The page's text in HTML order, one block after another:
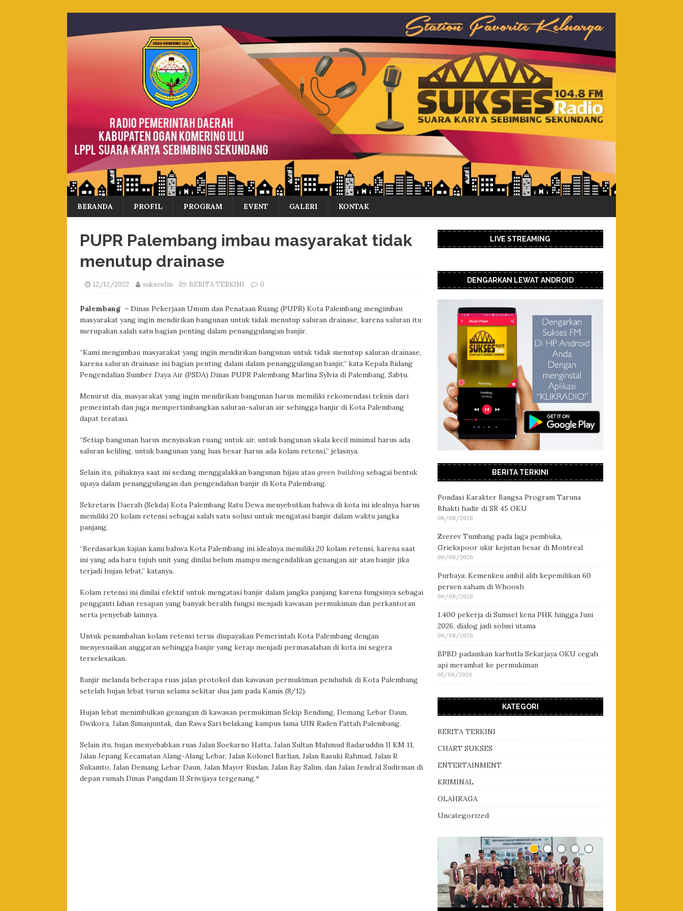
BERANDA PROFIL PROGRAM EVENT GALERI KONTAK
PUPR Palembang imbau masyarakat tidak
menutup drainase
12/12/2022 suksesfm BERITA TERKINI 0
Palembang – Dinas Pekerjaan Umum dan Penataan Ruang (PUPR) Kota Palembang mengimbau
masyarakat yang ingin mendirikan bangunan untuk tidak menutup saluran drainase, karena saluran itu
merupakan salah satu bagian penting dalam penanggulangan banjir.
“Kami mengimbau masyarakat yang ingin mendirikan bangunan untuk tidak menutup saluran drainase,
karena saluran drainase ini bagian penting dalam dalam penanggulangan banjir,” kata Kepala Bidang
Pengendalian Sumber Daya Air (PSDA) Dinas PUPR Palembang Marlina Sylvia di Palembang, Sabtu.
Menurut dia, masyarakat yang ingin mendirikan bangunan harus memiliki rekomendasi teknis dari
pemerintah dan juga mempertimbangkan saluran-saluran air sehingga banjir di Kota Palembang
dapat teratasi.
“Setiap bangunan harus menyisakan ruang untuk air, untuk bangunan skala kecil minimal harus ada
saluran keliling, untuk bangunan yang luas besar harus ada kolam retensi,” jelasnya.
Selain itu, pihaknya saat ini sedang menggalakkan bangunan hijau atau green building sebagai bentuk
upaya dalam penanggulangan dan pengendalian banjir di Kota Palembang.
Sekretaris Daerah (Sekda) Kota Palembang Ratu Dewa menyebutkan bahwa di kota ini idealnya harus
memiliki 20 kolam retensi sebagai salah satu solusi untuk mengatasi banjir dalam waktu jangka
panjang.
“Berdasarkan kajian kami bahwa Kota Palembang ini idealnya memiliki 20 kolam retensi, karena saat
ini yang ada baru tujuh unit yang dinilai belum mampu mengendalikan genangan air atau banjir jika
terjadi hujan lebat,” katanya.
Kolam retensi ini dinilai efektif untuk mengatasi banjir dalam jangka panjang karena fungsinya sebagai
pengganti lahan resapan yang banyak beralih fungsi menjadi kawasan permukiman dan perkantoran
serta penyebab lainnya.
Untuk penambahan kolam retensi terus diupayakan Pemerintah Kota Palembang dengan
menyesuaikan anggaran sehingga banjir yang kerap menjadi permasalahan di kota ini segera
terselesaikan.
Banjir melanda beberapa ruas jalan protokol dan kawasan permukiman penduduk di Kota Palembang
setelah hujan lebat turun selama sekitar dua jam pada Kamis (8/12).
Hujan lebat menimbulkan genangan di kawasan permukiman Sekip Bendung, Demang Lebar Daun,
Dwikora, Jalan Simanjuntak, dan Rawa Sari belakang kampus lama UIN Raden Fattah Palembang.
Selain itu, hujan menyebabkan ruas Jalan Soekarno Hatta, Jalan Sultan Mahmud Badaruddin II KM 11,
Jalan Jepang Kecamatan Alang-Alang Lebar, Jalan Kolonel Barlian, Jalan Basuki Rahmad, Jalan R
Sukamto, Jalan Demang Lebar Daun, Jalan Mayor Ruslan, Jalan Bay Salim, dan Jalan Jendral Sudirman di
depan rumah Dinas Pangdam II Sriwijaya tergenang.*
LIVE STREAMING
DENGARKAN LEWAT ANDROID
BERITA TERKINI
Pondasi Karakter Bangsa Program Taruna
Bhakti hadir di SR 45 OKU
06/08/2026
Zverev Tumbang pada laga pembuka,
Griekspoor ukir kejutan besar di Montreal
06/08/2026
Purbaya: Kemenkeu ambil alih kepemilikan 60
persen saham di Whoosh
06/08/2026
1.400 pekerja di Sumsel kena PHK hingga Juni
2026, dialog jadi solusi utama
06/08/2026
BPBD padamkan karhutla Sekarjaya OKU cegah
api merambat ke permukiman
05/08/2026
KATEGORI
BERITA TERKINI
CHART SUKSES
ENTERTAINMENT
KRIMINAL
OLAHRAGA
Uncategorized